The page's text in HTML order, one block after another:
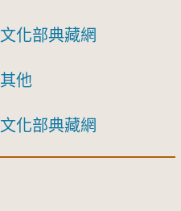
文化部典藏網
其他
文化部典藏網